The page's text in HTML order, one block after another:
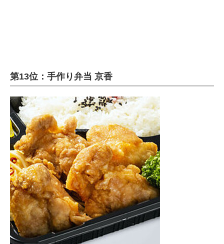
ITエンジニア向け専門サイト
企業向けIT製品の総合サイト
IT製品の技術・比較・事例
製造業のIT導入・活用を支援
モノづくり技術者専門サイト
エレクトロニクス専門サイト
電子設計の基本と応用
エネルギーの専門メディア
第13位：手作り弁当 京香